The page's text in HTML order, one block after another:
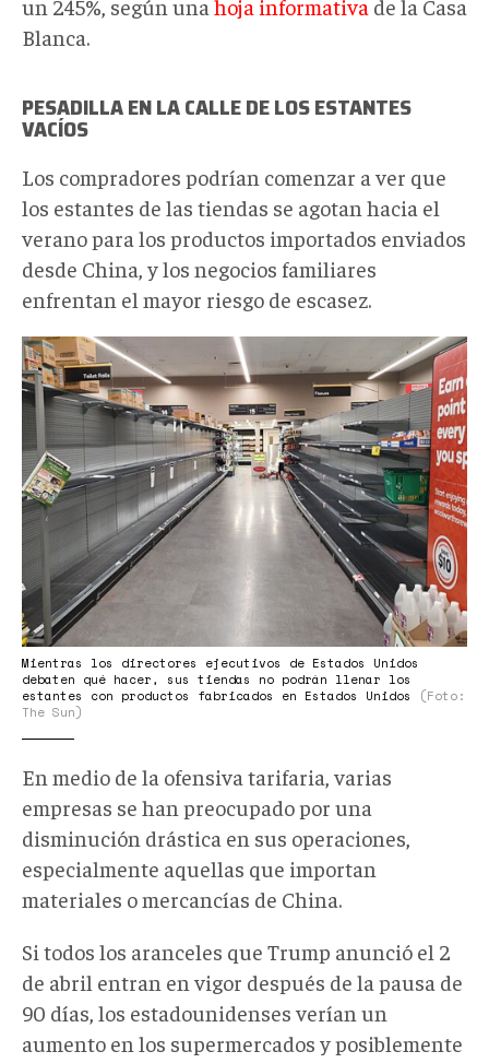
un 245%, según una hoja informativa de la Casa
Blanca.
PESADILLA EN LA CALLE DE LOS ESTANTES
VACÍOS
Los compradores podrían comenzar a ver que
los estantes de las tiendas se agotan hacia el
verano para los productos importados enviados
desde China, y los negocios familiares
enfrentan el mayor riesgo de escasez.
Snip20250421_7.png
Mientras los directores ejecutivos de Estados Unidos
debaten qué hacer, sus tiendas no podrán llenar los
estantes con productos fabricados en Estados Unidos
(Foto:
The Sun)
En medio de la ofensiva tarifaria, varias
empresas se han preocupado por una
disminución drástica en sus operaciones,
especialmente aquellas que importan
materiales o mercancías de China.
Si todos los aranceles que Trump anunció el 2
de abril entran en vigor después de la pausa de
90 días, los estadounidenses verían un
aumento en los supermercados y posiblemente